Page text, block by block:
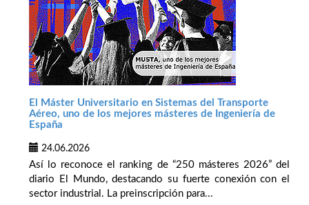
El Máster Universitario en Sistemas del Transporte
Aéreo, uno de los mejores másteres de Ingeniería de
España
24.06.2026
Así lo reconoce el ranking de “250 másteres 2026” del
diario El Mundo, destacando su fuerte conexión con el
sector industrial. La preinscripción para...